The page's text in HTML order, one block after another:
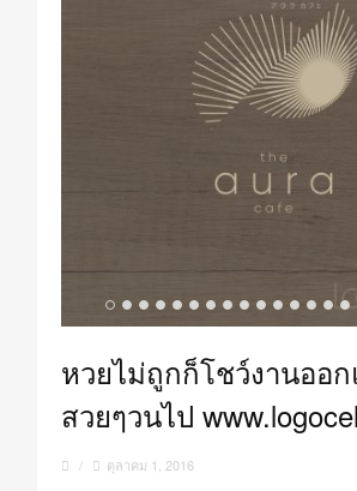
หวยไม่ถูกก็โชว์งานออ
สวยๆวนไป
/ ตุลาคม 1, 2016